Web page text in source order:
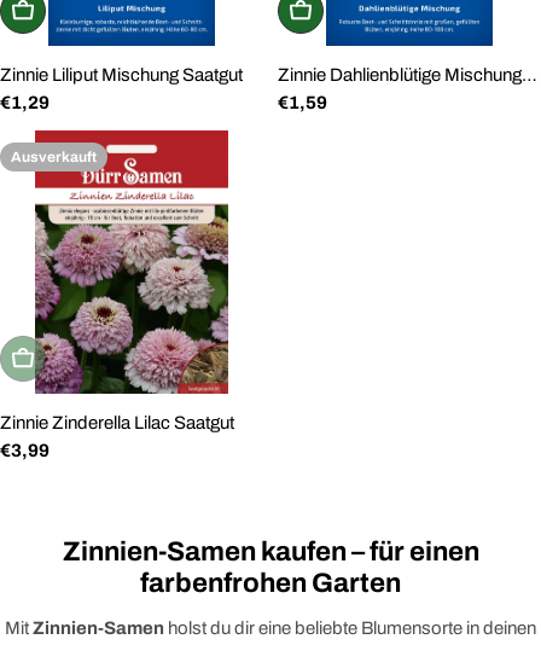
In den Warenkorb
Zinnie Liliput Mischung Saatgut
Regulärer
Preis
€1,29
In den Warenkorb
Zinnie Dahlienblütige Mischung
Saatgut
Regulärer
€1,59
Ausverkauft
Ausverkauft
Zinnie Zinderella Lilac Saatgut
Regulärer
€3,99
Zinnien-Samen kaufen – für einen
farbenfrohen Garten
MitZinnien-Samen holst du dir eine beliebte Blumensorte in deinen